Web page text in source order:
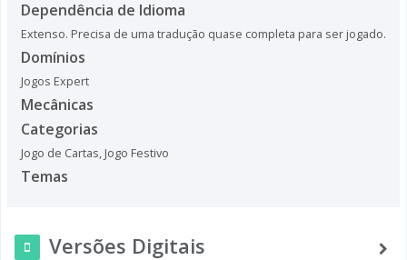
Dependência de Idioma
Extenso. Precisa de uma tradução quase completa para ser jogado.
Domínios
Jogos Expert
Mecânicas
Categorias
Jogo de Cartas, Jogo Festivo
Temas
Versões Digitais